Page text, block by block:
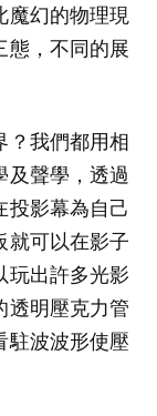
魔幻的物理現
態，不同的展
？我們都用相
及聲學，透過
投影幕為自己
就可以在影子
玩出許多光影
透明壓克力管
駐波波形使壓